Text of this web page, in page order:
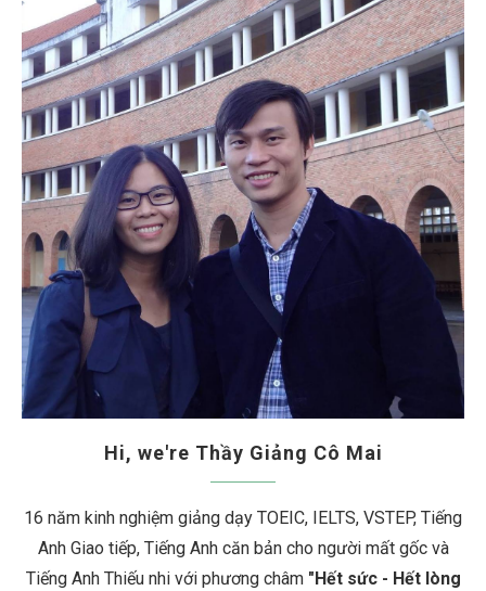
Hi, we're Thầy Giảng Cô Mai
16 năm kinh nghiệm giảng dạy TOEIC, IELTS, VSTEP, Tiếng
Anh Giao tiếp, Tiếng Anh căn bản cho người mất gốc và
Tiếng Anh Thiếu nhi với phương châm "Hết sức - Hết lòng